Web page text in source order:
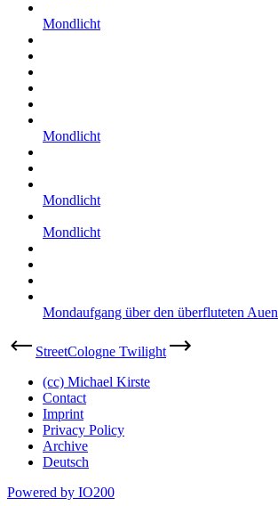
Mondlicht
Mondlicht
Mondlicht
Mondlicht
Mondaufgang über den überfluteten Auen
StreetCologne Twilight
(cc) Michael Kirste
Contact
Imprint
Privacy Policy
Archive
Deutsch
Powered by IO200